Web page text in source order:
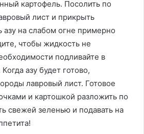
картофель. Посолить по
лист и прикрыть
азу на слабом огне примерно
чтобы жидкость не
подливайте в
азу будет готово,
лавровый лист. Готовое
и картошкой разложить по
свежей зеленью и подавать на